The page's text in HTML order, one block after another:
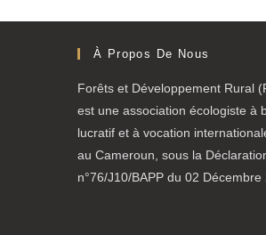
À Propos De Nous
Forêts et Développement Rural
est une association écologiste à
lucratif et à vocation
au Cameroun, sous la
n°76/J10/BAPP du 02 Décembre